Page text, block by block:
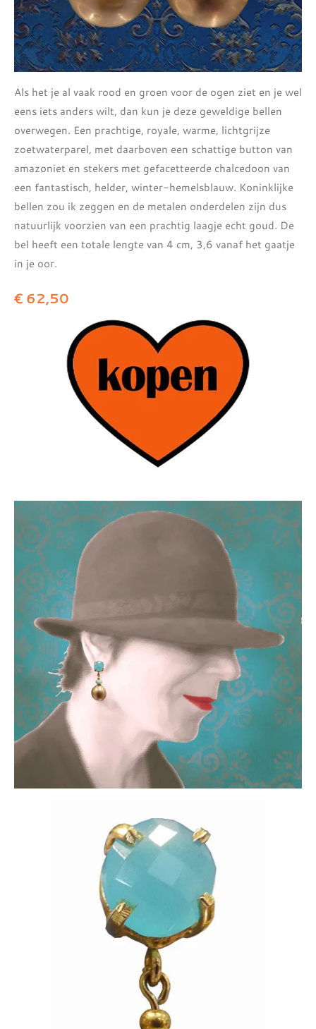
Als het je al vaak rood en groen voor de ogen ziet en je wel
eens iets anders wilt, dan kun je deze geweldige bellen
overwegen. Een prachtige, royale, warme, lichtgrijze
zoetwaterparel, met daarboven een schattige button van
amazoniet en stekers met gefacetteerde chalcedoon van
een fantastisch, helder, winter-hemelsblauw. Koninklijke
bellen zou ik zeggen en de metalen onderdelen zijn dus
natuurlijk voorzien van een prachtig laagje echt goud. De
bel heeft een totale lengte van 4 cm, 3,6 vanaf het gaatje
in je oor.
€ 62,50